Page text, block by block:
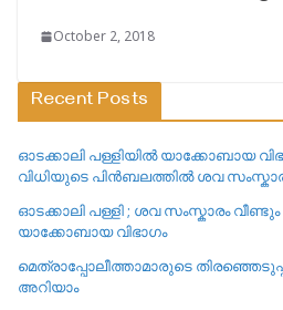
October 2, 2018
Recent Posts
ഓടക്കാലി പള്ളിയിൽ യാക്കോബായ
വിധിയുടെ പിൻബലത്തിൽ ശവ
ഓടക്കാലി പള്ളി ; ശവ സംസ്കാരം
യാക്കോബായ വിഭാഗം
മെത്രാപ്പോലീത്താമാരുടെ
അറിയാം